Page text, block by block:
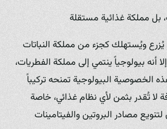
بل مملكة غذائية مستقلة
ويُستهلك كجزء من مملكة النباتات
أنه بيولوجياً ينتمي إلى مملكة الفطريات،
البيولوجية تمنحه تركيباً
لا تُقدر بثمن لأي نظام غذائي، خاصة
مصادر البروتين والفيتامينات